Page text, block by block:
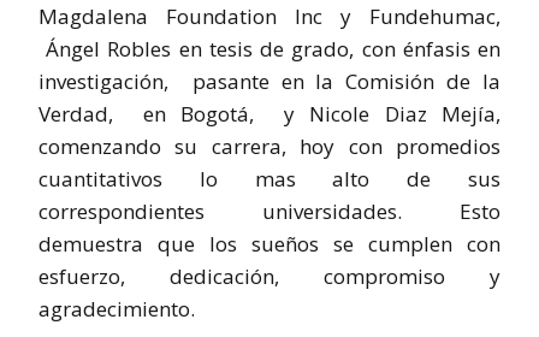
Magdalena Foundation Inc y Fundehumac,
Ángel Robles en tesis de grado, con énfasis en
investigación, pasante en la Comisión de la
Verdad, en Bogotá, y Nicole Diaz Mejía,
comenzando su carrera, hoy con promedios
cuantitativos lo mas alto de sus
correspondientes universidades. Esto
demuestra que los sueños se cumplen con
esfuerzo, dedicación, compromiso y
agradecimiento.